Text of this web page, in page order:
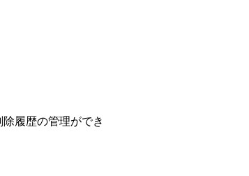
履歴の管理ができ